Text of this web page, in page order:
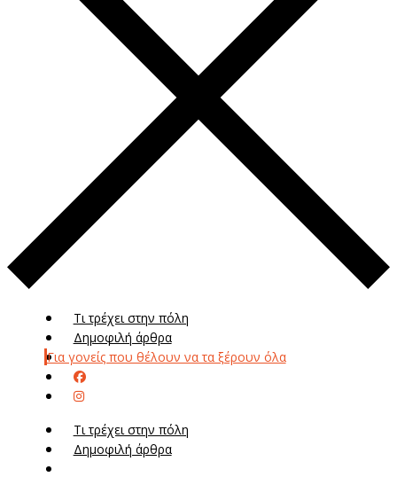
Τι τρέχει στην πόλη
Δημοφιλή άρθρα
Για γονείς που θέλουν να τα ξέρουν όλα
Τι τρέχει στην πόλη
Δημοφιλή άρθρα